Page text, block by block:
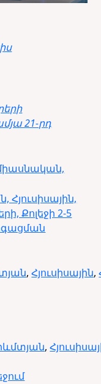
21-րդ
Հյուսիսային,
Քոլեջի 2-5
,Հյուսիսային,
,